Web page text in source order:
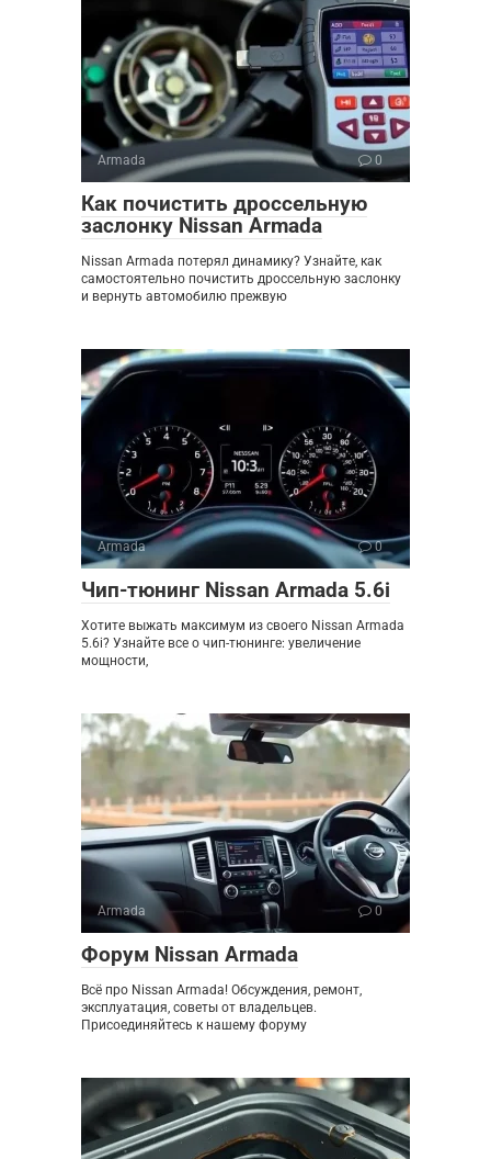
Armada 0
Как почистить дроссельную
заслонку Nissan Armada
Nissan Armada потерял динамику? Узнайте, как
самостоятельно почистить дроссельную заслонку
и вернуть автомобилю прежвую
Armada 0
Чип-тюнинг Nissan Armada 5.6i
Хотите выжать максимум из своего Nissan Armada
5.6i? Узнайте все о чип-тюнинге: увеличение
мощности,
Armada 0
Форум Nissan Armada
Всё про Nissan Armada! Обсуждения, ремонт,
эксплуатация, советы от владельцев.
Присоединяйтесь к нашему форуму